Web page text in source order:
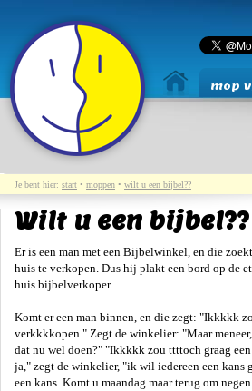
mop
Je bent hier: start • moppen • wilt u een bijbel??
Wilt u een bijbel??
Er is een man met een Bijbelwinkel, en die
huis te verkopen. Dus hij plakt een bord op de
huis bijbelverkoper.
Komt er een man binnen, en die zegt: "Ikkkkk
verkkkkopen." Zegt de winkelier: "Maar
dat nu wel doen?" "Ikkkkk zou ttttoch graag
ja," zegt de winkelier, "ik wil iedereen een kans
een kans. Komt u maandag maar terug om